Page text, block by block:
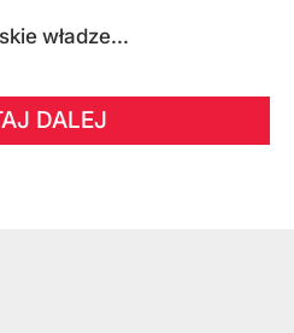
władze...
DALEJ